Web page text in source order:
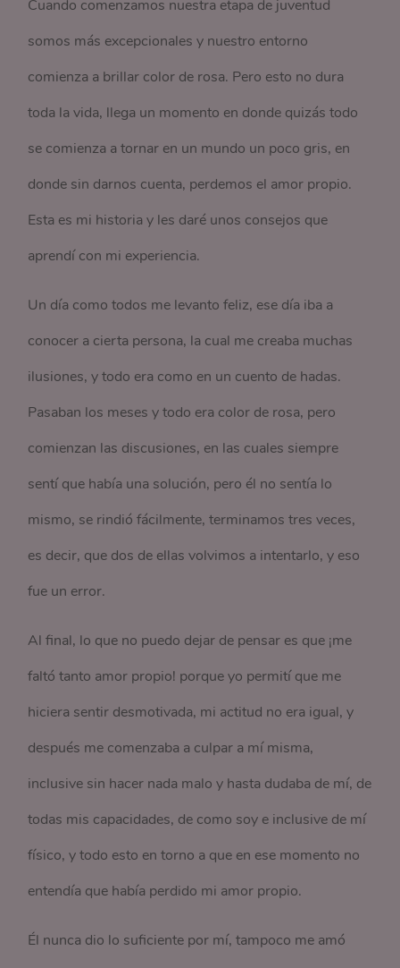
Cuando comenzamos nuestra etapa de juventud
somos más excepcionales y nuestro entorno
comienza a brillar color de rosa. Pero esto no dura
toda la vida, llega un momento en donde quizás todo
se comienza a tornar en un mundo un poco gris, en
donde sin darnos cuenta, perdemos el amor propio.
Esta es mi historia y les daré unos consejos que
aprendí con mi experiencia.
Un día como todos me levanto feliz, ese día iba a
conocer a cierta persona, la cual me creaba muchas
ilusiones, y todo era como en un cuento de hadas.
Pasaban los meses y todo era color de rosa, pero
comienzan las discusiones, en las cuales siempre
sentí que había una solución, pero él no sentía lo
mismo, se rindió fácilmente, terminamos tres veces,
es decir, que dos de ellas volvimos a intentarlo, y eso
fue un error.
Al final, lo que no puedo dejar de pensar es que ¡me
faltó tanto amor propio! porque yo permití que me
hiciera sentir desmotivada, mi actitud no era igual, y
después me comenzaba a culpar a mí misma,
inclusive sin hacer nada malo y hasta dudaba de mí, de
todas mis capacidades, de como soy e inclusive de mí
físico, y todo esto en torno a que en ese momento no
entendía que había perdido mi amor propio.
Él nunca dio lo suficiente por mí, tampoco me amó